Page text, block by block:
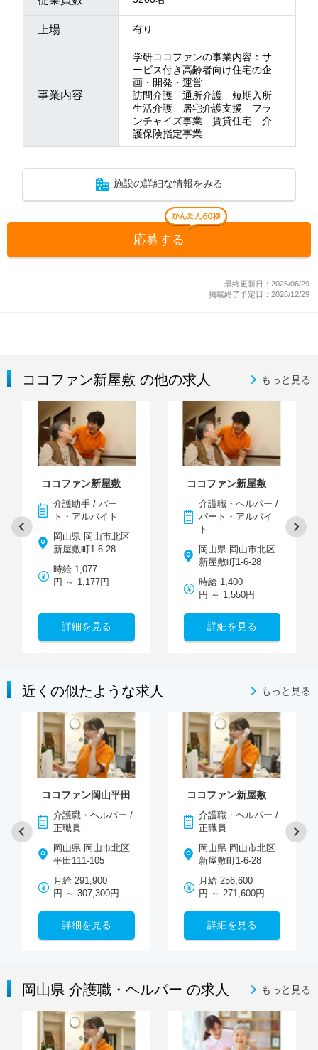
上場 有り
事業内容
学研ココファンの事業内容：サ
ービス付き高齢者向け住宅の企
画・開発・運営
訪問介護 通所介護 短期入所
生活介護 居宅介護支援 フラ
ンチャイズ事業 賃貸住宅 介
護保険指定事業
施設の詳細な情報をみる
応募する
最終更新日：2026/06/29
掲載終了予定日：2026/12/29
ココファン新屋敷 の他の求人 もっと見る
ココファン新屋敷
介護助手 / パー
ト・アルバイト
岡山県 岡山市北区
新屋敷町1-6-28
時給 1,077
円 ～ 1,177円
詳細を見る
ココファン新屋敷
介護職・ヘルパー /
パート・アルバイ
ト
岡山県 岡山市北区
新屋敷町1-6-28
時給 1,400
円 ～ 1,550円
詳細を見る
近くの似たような求人 もっと見る
ココファン岡山平田
介護職・ヘルパー /
正職員
岡山県 岡山市北区
平田111-105
月給 291,900
円 ～ 307,300円
詳細を見る
ココファン新屋敷
介護職・ヘルパー /
正職員
岡山県 岡山市北区
新屋敷町1-6-28
月給 256,600
円 ～ 271,600円
詳細を見る
岡山県 介護職・ヘルパー の求人 もっと見る